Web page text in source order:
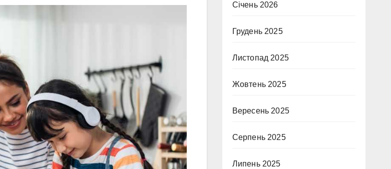
Січень 2026
Грудень 2025
Листопад 2025
Жовтень 2025
Вересень 2025
Серпень 2025
Липень 2025